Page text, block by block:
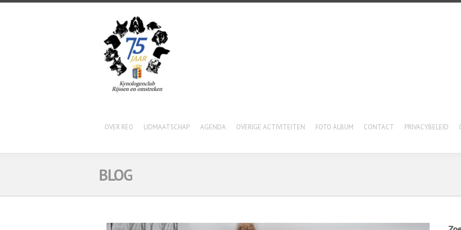
OVER REO LIDMAATSCHAP AGENDA OVERIGE ACTIVITEITEN FOTO ALBUM CONTACT PRIVACYBELEID
BLOG